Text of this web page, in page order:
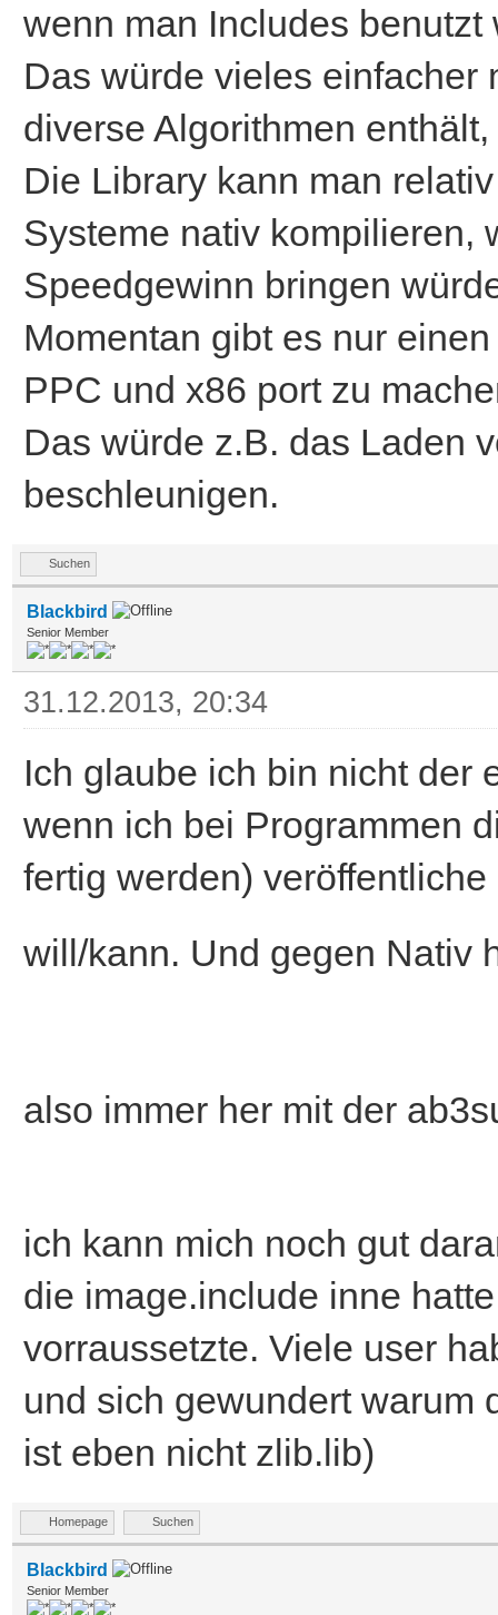
wenn man Includes
Das würde vieles einfacher
diverse Algorithmen
Die Library kann man
Systeme nativ kompilieren,
Speedgewinn bringen
Momentan gibt es nur
PPC und x86 port zu
Das würde z.B. das Laden
beschleunigen.
Suchen
Blackbird
Senior Member
31.12.2013, 20:34
Ich glaube ich bin nicht der
wenn ich bei Programmen
fertig werden)
will/kann. Und gegen Nativ
also immer her mit der
ich kann mich noch gut
die image.include inne
vorraussetzte. Viele user
und sich gewundert warum
ist eben nicht zlib.lib)
Homepage Suchen
Blackbird
Senior Member